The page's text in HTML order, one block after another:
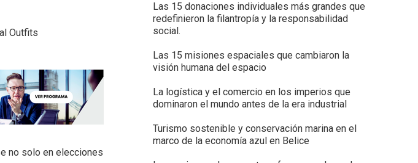
no solo en elecciones
Las 15 donaciones individuales más grandes que
redefinieron la filantropía y la responsabilidad
social.
Las 15 misiones espaciales que cambiaron la
visión humana del espacio
La logística y el comercio en los imperios que
dominaron el mundo antes de la era industrial
Turismo sostenible y conservación marina en el
marco de la economía azul en Belice